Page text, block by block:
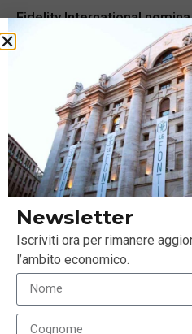
Fidelity International
Equity per l’Europa
Newsletter
Iscriviti ora per rimanere
l’ambito economico.